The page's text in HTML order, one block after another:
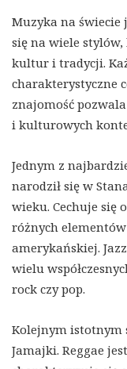
Muzyka na
się na wiele
kultur i tradycji.
charakterystyczne
znajomość
i kulturowych
Jednym z
narodził się w
wieku. Cechuje się
różnych
amerykańskiej.
wielu
rock czy pop.
Kolejnym istotnym
Jamajki. Reggae